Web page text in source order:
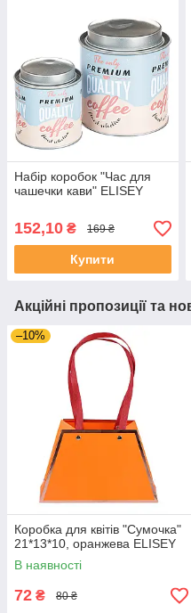
Набір коробок "Час для
чашечки кави" ELISEY
152,10 ₴ 169 ₴
Купити
Акційні пропозиції та
–10%
Коробка для квітів "Сумочка"
21*13*10, оранжева ELISEY
В наявності
72 ₴ 80 ₴